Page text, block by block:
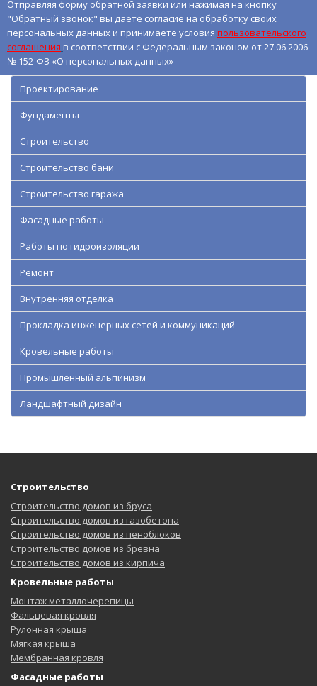
Отправляя форму обратной заявки или нажимая на кнопку
"Обратный звонок" вы даете согласие на обработку своих
персональных данных и принимаете условия пользовательского
соглашения в соответствии с Федеральным законом от 27.06.2006
№ 152-ФЗ «О персональных данных»
Проектирование
Фундаменты
Строительство
Строительство бани
Строительство гаража
Фасадные работы
Работы по гидроизоляции
Ремонт
Внутренняя отделка
Прокладка инженерных сетей и коммуникаций
Кровельные работы
Промышленный альпинизм
Ландшафтный дизайн
Строительство
Строительство домов из бруса
Строительство домов из газобетона
Строительство домов из пеноблоков
Строительство домов из бревна
Строительство домов из кирпича
Кровельные работы
Монтаж металлочерепицы
Фальцевая кровля
Рулонная крыша
Мягкая крыша
Мембранная кровля
Фасадные работы